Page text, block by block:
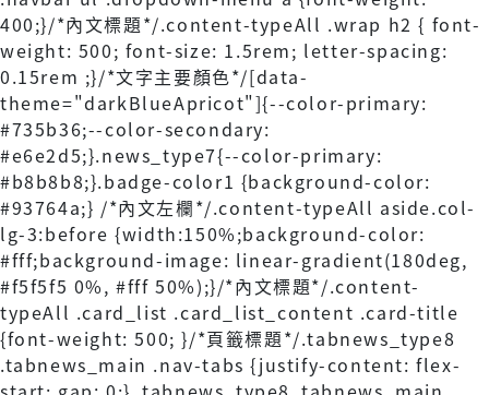
400;}/*內文標題*/.content-typeAll .wrap h2 { font-
weight: 500; font-size: 1.5rem; letter-spacing:
0.15rem ;}/*文字主要顏色*/[data-
theme="darkBlueApricot"]{--color-primary:
#735b36;--color-secondary:
#e6e2d5;}.news_type7{--color-primary:
#b8b8b8;}.badge-color1 {background-color:
#93764a;} /*內文左欄*/.content-typeAll aside.col-
lg-3:before {width:150%;background-color:
#fff;background-image: linear-gradient(180deg,
#f5f5f5 0%, #fff 50%);}/*內文標題*/.content-
typeAll .card_list .card_list_content .card-title
{font-weight: 500; }/*頁籤標題*/.tabnews_type8
.tabnews_main .nav-tabs {justify-content: flex-